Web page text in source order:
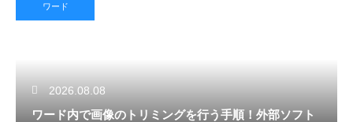
ワード
2026.08.08
ワード内で画像のトリミングを行う手順！外部ソフト